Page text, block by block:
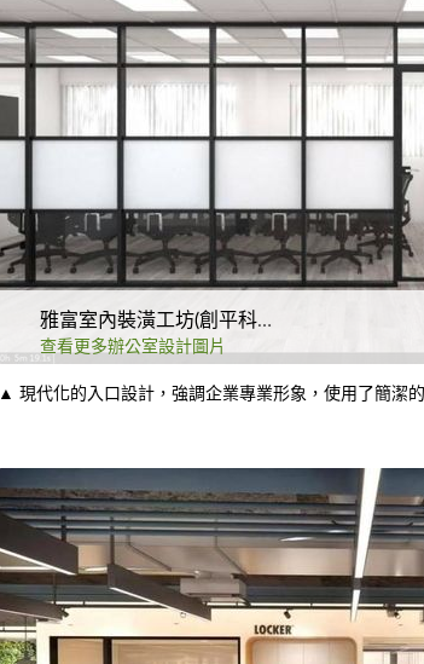
雅富室內裝潢工坊(創平科技有限公司)
查看更多辦公室設計圖片
▲ 現代化的入口設計，強調企業專業形象，使用了簡潔